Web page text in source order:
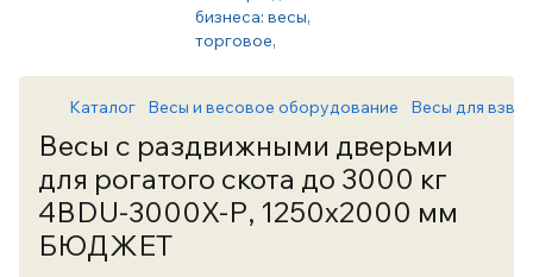
Каталог Весы и весовое оборудование Весы для
Весы с раздвижными дверьми
для рогатого скота до 3000 кг
4BDU-3000X-Р, 1250х2000 мм
БЮДЖЕТ